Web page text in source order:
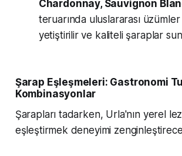
Chardonnay, Sauvignon
teruarında uluslararası
yetiştirilir ve kaliteli şaraplar
Şarap Eşleşmeleri: Gastronomi
Kombinasyonlar
Şarapları tadarken, Urla'nın yerel
eşleştirmek deneyimi